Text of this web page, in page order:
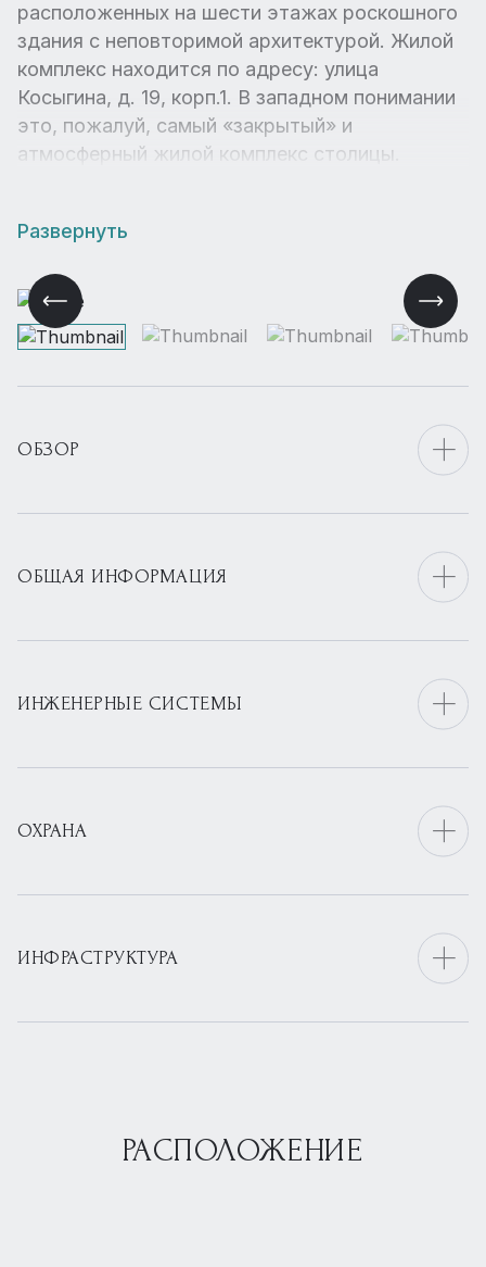
расположенных на шести этажах роскошного
здания с неповторимой архитектурой. Жилой
комплекс находится по адресу: улица
Косыгина, д. 19, корп.1. В западном понимании
это, пожалуй, самый «закрытый» и
атмосферный жилой комплекс столицы.
Развернуть
ОБЗОР
ОБЩАЯ ИНФОРМАЦИЯ
ИНЖЕНЕРНЫЕ СИСТЕМЫ
ОХРАНА
ИНФРАСТРУКТУРА
РАСПОЛОЖЕНИЕ